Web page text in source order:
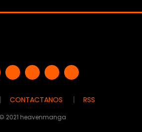
CONTACTANOS RSS
© 2021 heavenmanga